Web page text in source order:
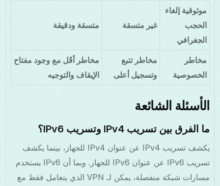
موثوقية إلغاء
الحجب
الجغرافي
غير متسقة متسقة ودقيقة
مخاطر
الخصوصية
مخاطر تتبع
وتسجيل أعلى
مخاطر أقَل مع وجود مفتاح
الإيقاف والتوجيه
الأسئلة الشائعة
ما الفرق بين تسريب IPv4 وتسريب IPv6؟
يكشف تسريب IPv4 عن عنوان IPv4 للجهاز، بينما يكشف
تسريب IPv6 عن عنوان IPv6 للجهاز. وبما أن IPv6 يستخدم
مسارات شبكة منفصلة، يمكن لـ VPN الذي يتعامل فقط مع